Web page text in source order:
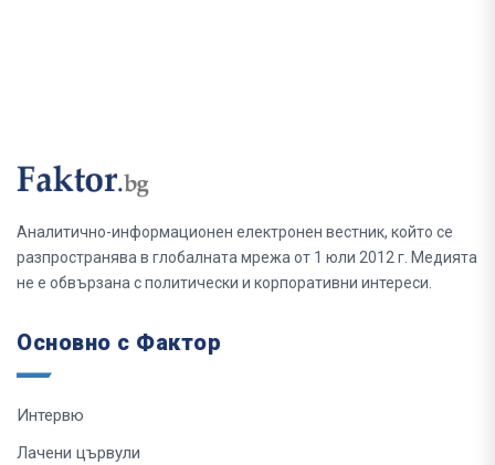
Аналитично-информационен електронен вестник, който се
разпространява в глобалната мрежа от 1 юли 2012 г. Медията
не е обвързана с политически и корпоративни интереси.
Основно с Фактор
Интервю
Лачени цървули